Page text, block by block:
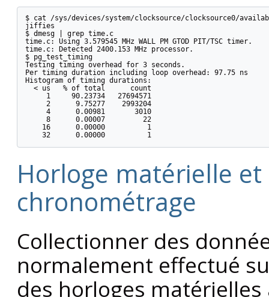
$ cat /sys/devices/system/clocksource/clocksource0/
jiffies
$ dmesg | grep time.c
time.c: Using 3.579545 MHz WALL PM GTOD PIT/TSC timer.
time.c: Detected 2400.153 MHz processor.
$ pg_test_timing
Testing timing overhead for 3 seconds.
Per timing duration including loop overhead: 97.75 ns
Histogram of timing durations:
  < us   % of total      count
     1     90.23734   27694571
     2      9.75277    2993204
     4      0.00981       3010
     8      0.00007         22
    16      0.00000          1
    32      0.00000          1
Horloge matérielle
chronométrage
Collectionner des
normalement effectué
des horloges